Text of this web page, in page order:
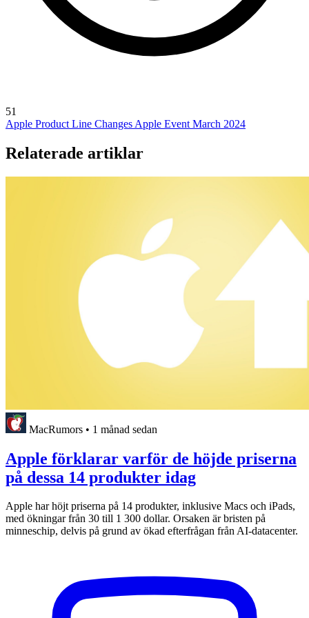
51
Apple Product Line Changes Apple Event March 2024
Relaterade artiklar
MacRumors • 1 månad sedan
Apple förklarar varför de höjde priserna
på dessa 14 produkter idag
Apple har höjt priserna på 14 produkter, inklusive Macs och iPads,
med ökningar från 30 till 1 300 dollar. Orsaken är bristen på
minneschip, delvis på grund av ökad efterfrågan från AI-datacenter.